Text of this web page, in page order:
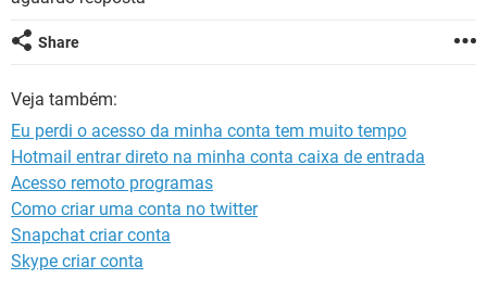
Share
Veja também:
Eu perdi o acesso da minha conta tem muito tempo
Hotmail entrar direto na minha conta caixa de entrada
Acesso remoto programas
Como criar uma conta no twitter
Snapchat criar conta
Skype criar conta